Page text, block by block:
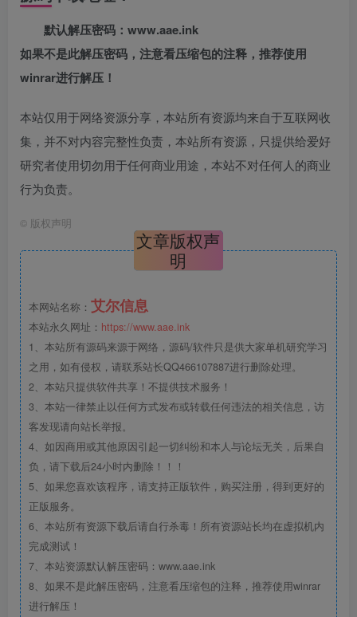
默认解压密码：www.aae.ink
如果不是此解压密码，注意看压缩包的注释，推荐使用
winrar进行解压！
本站仅用于网络资源分享，本站所有资源均来自于互联网收
集，并不对内容完整性负责，本站所有资源，只提供给爱好
研究者使用切勿用于任何商业用途，本站不对任何人的商业
行为负责。
© 版权声明
文章版权声
明
本网站名称： 艾尔信息
本站永久网址： https://www.aae.ink
1、本站所有源码来源于网络，源码/软件只是供大家单机研究学习
之用，如有侵权，请联系站长QQ466107887进行删除处理。
2、本站只提供软件共享！不提供技术服务！
3、本站一律禁止以任何方式发布或转载任何违法的相关信息，访
客发现请向站长举报。
4、如因商用或其他原因引起一切纠纷和本人与论坛无关，后果自
负，请下载后24小时内删除！！！
5、如果您喜欢该程序，请支持正版软件，购买注册，得到更好的
正版服务。
6、本站所有资源下载后请自行杀毒！所有资源站长均在虚拟机内
完成测试！
7、本站资源默认解压密码：www.aae.ink
8、如果不是此解压密码，注意看压缩包的注释，推荐使用winrar
进行解压！